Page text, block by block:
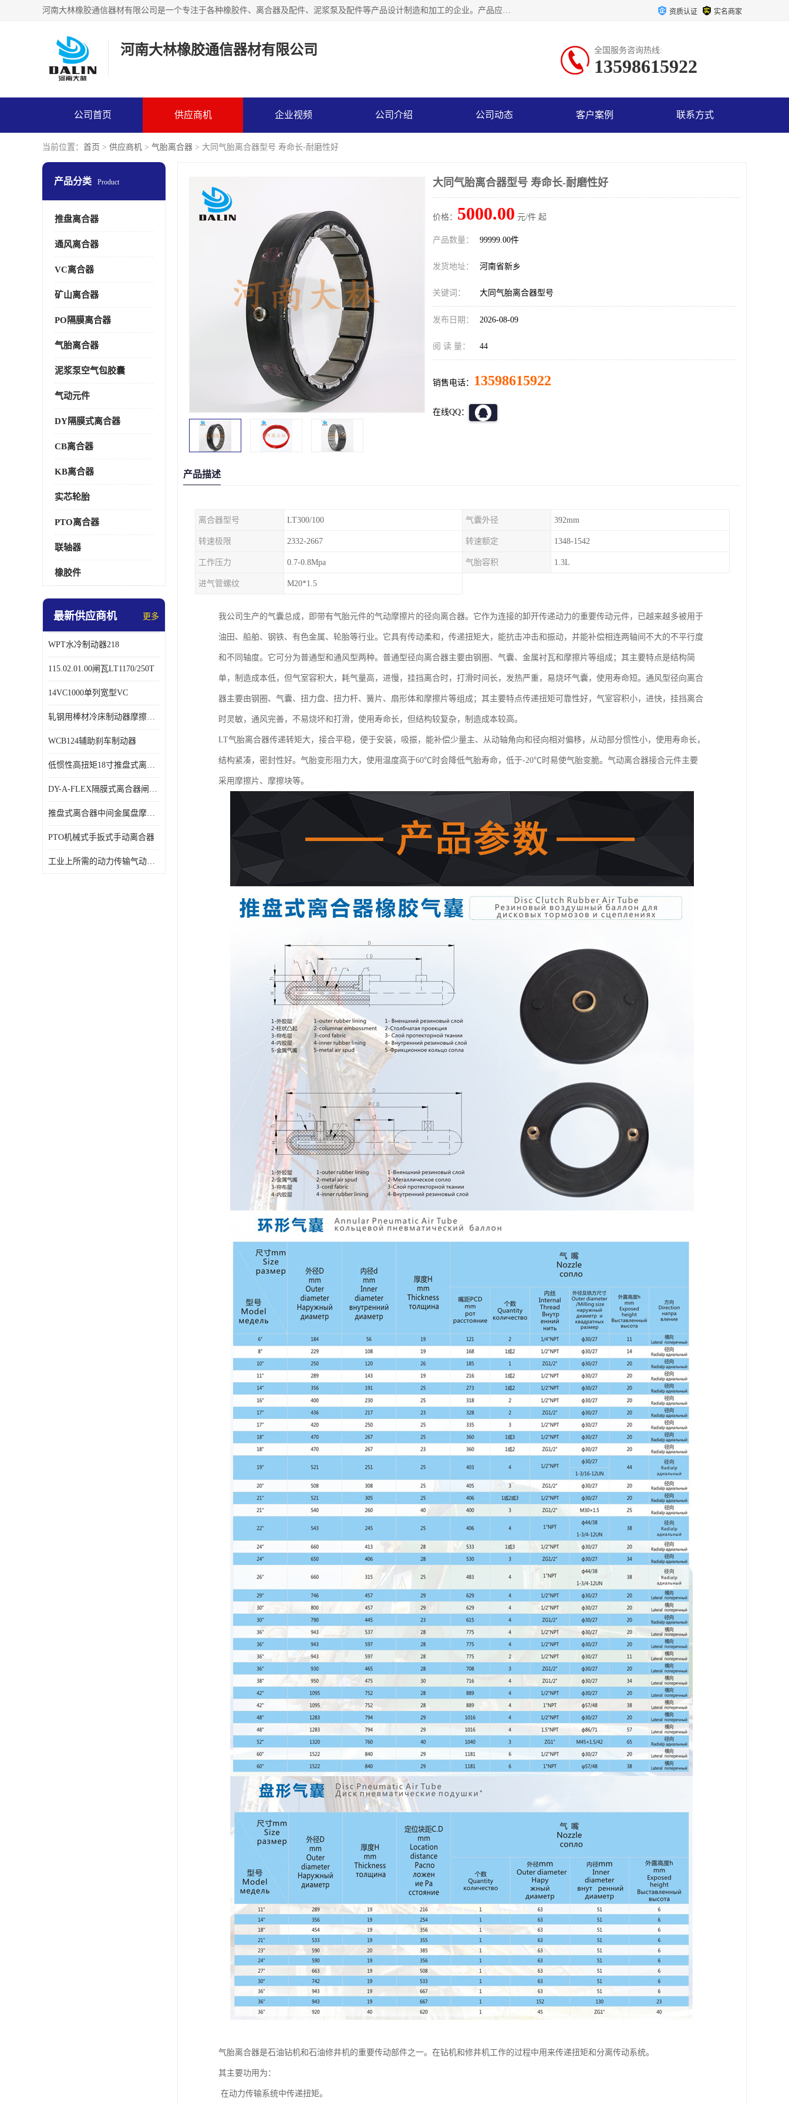
河南大林橡胶通信器材有限公司是一个专注于各种橡胶件、离合器及配件、泥浆泵及配件等产品设计制造和加工的企业。产品应用于矿山、冶金、石油、钢铁、化工、水泥、船舶、造纸、通用机械等各种大功率机械传动或制动装置。 资质认证 实名商家
河南大林橡胶通信器材有限公司 全国服务咨询热线:
13598615922
公司首页 供应商机 企业视频 公司介绍 公司动态 客户案例 联系方式
当前位置： 首页 > 供应商机 > 气胎离合器 > 大同气胎离合器型号 寿命长-耐磨性好
产品分类 Product
推盘离合器
通风离合器
VC离合器
矿山离合器
PO隔膜离合器
气胎离合器
泥浆泵空气包胶囊
气动元件
DY隔膜式离合器
CB离合器
KB离合器
实芯轮胎
PTO离合器
联轴器
橡胶件
最新供应商机 更多
WPT水冷制动器218
115.02.01.00闸瓦LT1170/250T
14VC1000单列宽型VC
轧钢用棒材冷床制动器摩擦片218
WCB124辅助刹车制动器
低惯性高扭矩18寸推盘式离合器中心盘齿盘W18-11-101
DY-A-FLEX隔膜式离合器闸瓦总成7015125A
推盘式离合器中间金属盘摩擦盘18寸
PTO机械式手扳式手动离合器
工业上所需的动力传输气动离合器WCB424
大同气胎离合器型号 寿命长-耐磨性好
价格： 5000.00 元/件 起
产品数量： 99999.00件
发货地址： 河南省新乡
关键词： 大同气胎离合器型号
发布日期： 2026-08-09
阅 读 量： 44
销售电话： 13598615922
在线QQ：
产品描述
离合器型号 LT300/100 气囊外径 392mm
转速极限 2332-2667 转速额定 1348-1542
工作压力 0.7-0.8Mpa 气胎容积 1.3L
进气管螺纹 M20*1.5
我公司生产的气囊总成，即带有气胎元件的气动摩擦片的径向离合器。它作为连接的卸开传递动力的重要传动元件，已越来越多被用于
油田、船舶、钢铁、有色金属、轮胎等行业。它具有传动柔和，传递扭矩大，能抗击冲击和振动，并能补偿相连两轴间不大的不平行度
和不同轴度。它可分为普通型和通风型两种。普通型径向离合器主要由钢圈、气囊、金属衬瓦和摩擦片等组成；其主要特点是结构简
单，制造成本低，但气室容积大，耗气量高，进慢，挂挡离合时，打滑时间长，发热严重，易烧坏气囊，使用寿命短。通风型径向离合
器主要由钢圈、气囊、扭力盘、扭力杆、簧片、扇形体和摩擦片等组成；其主要特点传递扭矩可靠性好，气室容积小，进快，挂挡离合
时灵敏，通风完善，不易烧坏和打滑，使用寿命长，但结构较复杂，制造成本较高。
LT气胎离合器传递转矩大，接合平稳，便于安装，吸振，能补偿少量主、从动轴角向和径向相对偏移，从动部分惯性小，使用寿命长，
结构紧凑，密封性好。气胎变形阻力大，使用温度高于60℃时会降低气胎寿命，低于-20℃时易使气胎变脆。气动离合器接合元件主要
采用摩擦片、摩擦块等。
气胎离合器是石油钻机和石油修井机的重要传动部件之一。在钻机和修井机工作的过程中用来传递扭矩和分离传动系统。
其主要功用为：
在动力传输系统中传递扭矩。